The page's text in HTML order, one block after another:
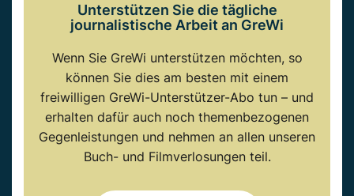
Unterstützen Sie die tägliche
journalistische Arbeit an GreWi
Wenn Sie GreWi unterstützen möchten, so
können Sie dies am besten mit einem
freiwilligen GreWi-Unterstützer-Abo tun – und
erhalten dafür auch noch themenbezogenen
Gegenleistungen und nehmen an allen unseren
Buch- und Filmverlosungen teil.